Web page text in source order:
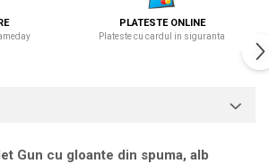
PLATESTE ONLINE
Plateste cu cardul in siguranta
Gun cu gloante din spuma, alb